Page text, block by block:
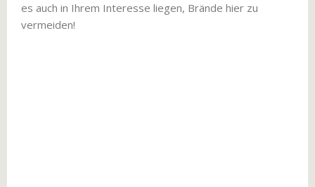
es auch in Ihrem Interesse liegen, Brände hier zu
vermeiden!